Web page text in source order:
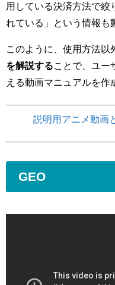
用している決済方法で絞
れている」という情報も
このように、使用方法以
を解説する ことで、ユー
える動画マニュアルを作
説明用アニメ動画
GEO